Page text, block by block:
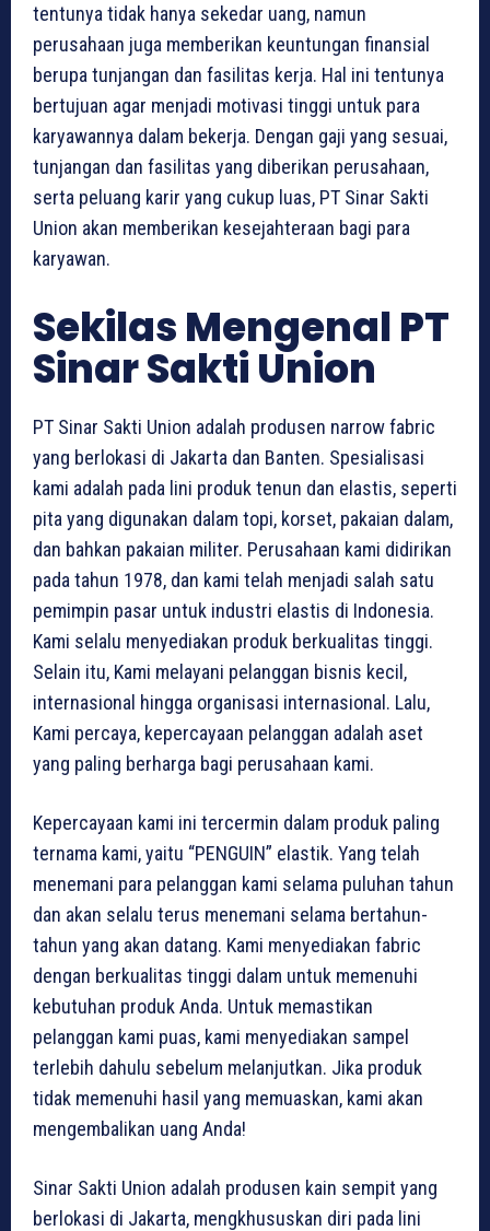
tentunya tidak hanya sekedar uang, namun
perusahaan juga memberikan keuntungan finansial
berupa tunjangan dan fasilitas kerja. Hal ini tentunya
bertujuan agar menjadi motivasi tinggi untuk para
karyawannya dalam bekerja. Dengan gaji yang sesuai,
tunjangan dan fasilitas yang diberikan perusahaan,
serta peluang karir yang cukup luas, PT Sinar Sakti
Union akan memberikan kesejahteraan bagi para
karyawan.
Sekilas Mengenal PT
Sinar Sakti Union
PT Sinar Sakti Union adalah produsen narrow fabric
yang berlokasi di Jakarta dan Banten. Spesialisasi
kami adalah pada lini produk tenun dan elastis, seperti
pita yang digunakan dalam topi, korset, pakaian dalam,
dan bahkan pakaian militer. Perusahaan kami didirikan
pada tahun 1978, dan kami telah menjadi salah satu
pemimpin pasar untuk industri elastis di Indonesia.
Kami selalu menyediakan produk berkualitas tinggi.
Selain itu, Kami melayani pelanggan bisnis kecil,
internasional hingga organisasi internasional. Lalu,
Kami percaya, kepercayaan pelanggan adalah aset
yang paling berharga bagi perusahaan kami.
Kepercayaan kami ini tercermin dalam produk paling
ternama kami, yaitu “PENGUIN” elastik. Yang telah
menemani para pelanggan kami selama puluhan tahun
dan akan selalu terus menemani selama bertahun-
tahun yang akan datang. Kami menyediakan fabric
dengan berkualitas tinggi dalam untuk memenuhi
kebutuhan produk Anda. Untuk memastikan
pelanggan kami puas, kami menyediakan sampel
terlebih dahulu sebelum melanjutkan. Jika produk
tidak memenuhi hasil yang memuaskan, kami akan
mengembalikan uang Anda!
Sinar Sakti Union adalah produsen kain sempit yang
berlokasi di Jakarta, mengkhususkan diri pada lini